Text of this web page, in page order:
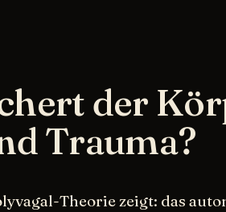
der
Trauma?
Theorie zeigt: das